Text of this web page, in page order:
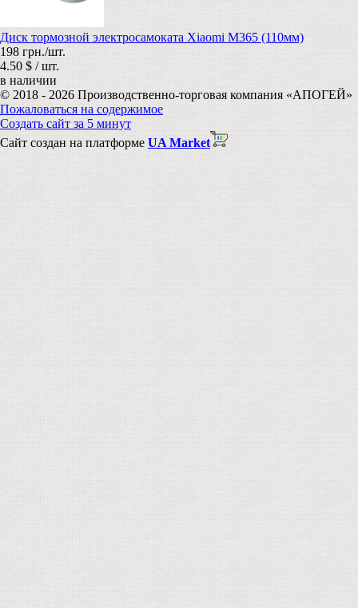
Диск тормозной электросамоката Xiaomi M365 (110мм)
198 грн./шт.
4.50 $ / шт.
в наличии
© 2018 - 2026 Производственно-торговая компания «АПОГЕЙ»
Пожаловаться на содержимое
Создать сайт за 5 минут
Сайт создан на платформе UA Market